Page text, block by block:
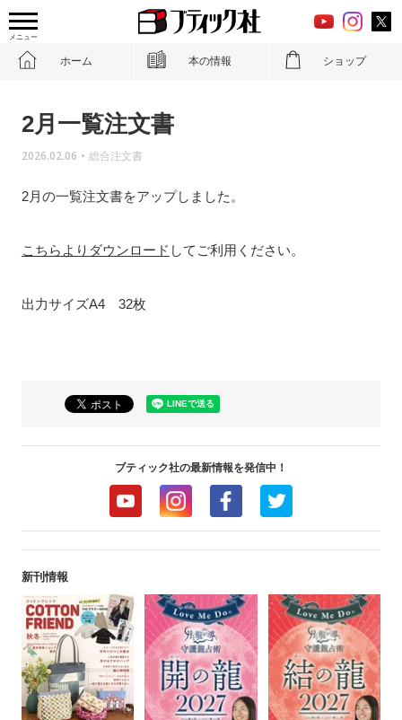
メニュー
ホーム 本の情報 ショップ
2月一覧注文書
2026.02.06 • 総合注文書
2月の一覧注文書をアップしました。
こちらよりダウンロード してご利用ください。
出力サイズA4 32枚
ブティック社の最新情報を発信中！
新刊情報